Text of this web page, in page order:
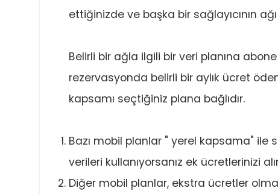
ettiğinizde ve başka bir sağlayıcının
Belirli bir ağla ilgili bir veri planına
rezervasyonda belirli bir aylık ücret
kapsamı seçtiğiniz plana bağlıdır.
Bazı mobil planlar " yerel kapsama" ile
verileri kullanıyorsanız ek ücretlerinizi
Diğer mobil planlar, ekstra ücretler